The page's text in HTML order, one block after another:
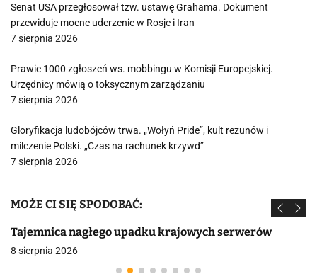
Senat USA przegłosował tzw. ustawę Grahama. Dokument
przewiduje mocne uderzenie w Rosje i Iran
7 sierpnia 2026
Prawie 1000 zgłoszeń ws. mobbingu w Komisji Europejskiej.
Urzędnicy mówią o toksycznym zarządzaniu
7 sierpnia 2026
Gloryfikacja ludobójców trwa. „Wołyń Pride”, kult rezunów i
milczenie Polski. „Czas na rachunek krzywd”
7 sierpnia 2026
MOŻE CI SIĘ SPODOBAĆ:
Tajemnica nagłego upadku krajowych serwerów
8 sierpnia 2026